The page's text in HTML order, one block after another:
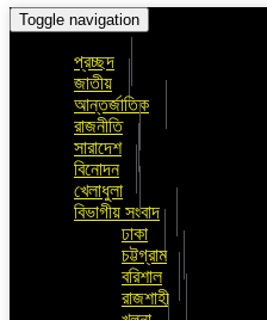
Toggle navigation
প্রচ্ছদ
জাতীয়
আন্তর্জাতিক
রাজনীতি
সারাদেশ
বিনোদন
খেলাধুলা
বিভাগীয় সংবাদ
ঢাকা
চট্টগ্রাম
বরিশাল
রাজশাহী